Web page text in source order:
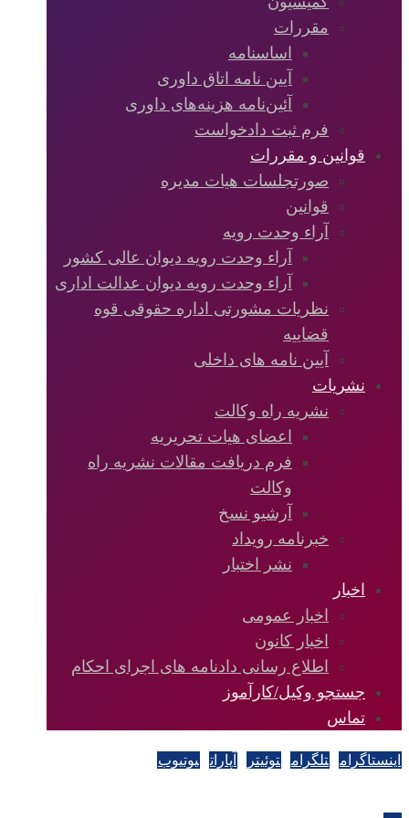
مقررات
اساسنامه
آیین نامه اتاق داوری
آئین‌نامه‌ هزینه‌های داوری
فرم ثبت دادخواست
قوانین و مقررات
صورتجلسات هیات مدیره
قوانین
آراء وحدت رویه
آراء وحدت رویه دیوان عالی کشور
آراء وحدت رویه دیوان عدالت اداری
نظریات مشورتی اداره حقوقی قوه
قضاییه
آیین نامه های داخلی
نشریات
نشریه راه وکالت
اعضای هیات تحریریه
فرم دریافت مقالات نشریه راه
وکالت
آرشیو نسخ
خبرنامه رویداد
نشر اختبار
اخبار
اخبار عمومی
اخبار کانون
اطلاع رسانی دادنامه های اجرای احکام
جستجو وکیل/کارآموز
تماس
اینستاگرام تلگرام توئیتر آپارات یوتیوب